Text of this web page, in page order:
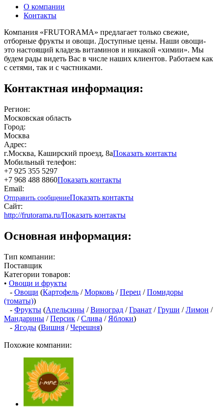
О компании
Контакты
Компания «FRUTORAMA» предлагает только свежие,
отборные фрукты и овощи. Доступные цены. Наши овощи-
это настоящий кладезь витаминов и никакой «химии». Мы
будем рады видеть Вас в числе наших клиентов. Работаем как
с сетями, так и с частниками.
Контактная информация:
Регион:
Московская область
Город:
Москва
Адрес:
г.Москва, Каширский проезд, 8аПоказать контакты
Мобильный телефон:
+7 925 355 5297
+7 968 488 8860Показать контакты
Email:
Отправить сообщениеПоказать контакты
Сайт:
http://frutorama.ru/Показать контакты
Основная информация:
Тип компании:
Поставщик
Категории товаров:
• Овощи и фрукты
- Овощи (Картофель /Морковь /Перец /Помидоры
(томаты))
- Фрукты (Апельсины /Виноград /Гранат /Груши /Лимон /
Мандарины /Персик /Слива / Яблоки)
- Ягоды (Вишня /Черешня)
Похожие компании: